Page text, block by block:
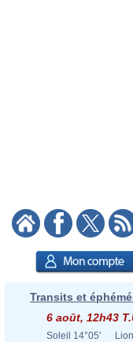
Transits et
6 août, 12h43
Soleil 14°05'
Lion